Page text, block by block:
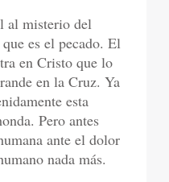
al misterio del
es el pecado. El
en Cristo que lo
en la Cruz. Ya
esta
Pero antes
ante el dolor
nada más.